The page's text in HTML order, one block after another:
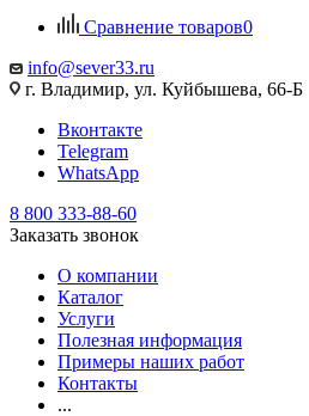
Сравнение товаров0
info@sever33.ru
г. Владимир, ул. Куйбышева, 66-Б
Вконтакте
Telegram
WhatsApp
8 800 333-88-60
Заказать звонок
О компании
Каталог
Услуги
Полезная информация
Примеры наших работ
Контакты
...